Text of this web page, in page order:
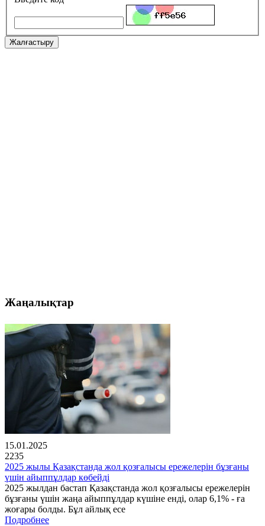
Жалғастыру
Жаңалықтар
15.01.2025
2235
2025 жылы Қазақстанда жол қозғалысы ережелерін бұзғаны
үшін айыппұлдар көбейді
2025 жылдан бастап Қазақстанда жол қозғалысы ережелерін
бұзғаны үшін жаңа айыппұлдар күшіне енді, олар 6,1% - ға
жоғары болды. Бұл айлық есе
Подробнее